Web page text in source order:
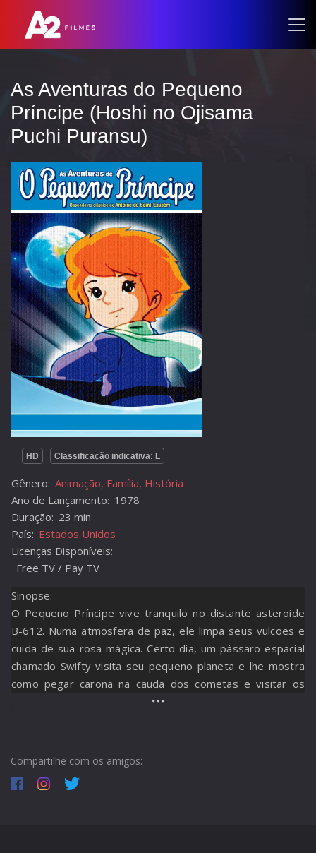
As Aventuras do Pequeno
Príncipe (Hoshi no Ojisama
Puchi Puransu)
HD Classificação indicativa: L
Gênero: Animação, Família, História
Ano de Lançamento: 1978
Duração: 23 min
País: Estados Unidos
Licenças Disponíveis:
Free TV / Pay TV
Sinopse:
O Pequeno Príncipe vive tranquilo no distante asteroide
B-612. Numa atmosfera de paz, ele limpa seus vulcões e
cuida de sua rosa mágica. Certo dia, um pássaro espacial
chamado Swifty visita seu pequeno planeta e lhe mostra
como pegar carona na cauda dos cometas e visitar os
mais distantes mundos e galáxias. A cada parada nosso
Príncipe viaja pelo universo e aprende valiosas lições
sobre honestidade, coragem e bondade.
Compartilhe com os amigos: